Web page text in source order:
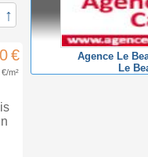
€
m²
Agence Le
Le